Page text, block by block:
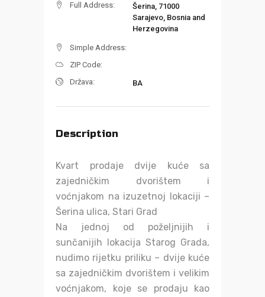
Full Address:
Šerina, 71000
Sarajevo, Bosnia and
Herzegovina
Simple Address:
ZIP Code:
Država:
BA
Description
Kvart prodaje dvije kuće sa
zajedničkim dvorištem i
voćnjakom na izuzetnoj lokaciji –
Šerina ulica, Stari Grad
Na jednoj od poželjnijih i
sunčanijih lokacija Starog Grada,
nudimo rijetku priliku – dvije kuće
sa zajedničkim dvorištem i velikim
voćnjakom, koje se prodaju kao